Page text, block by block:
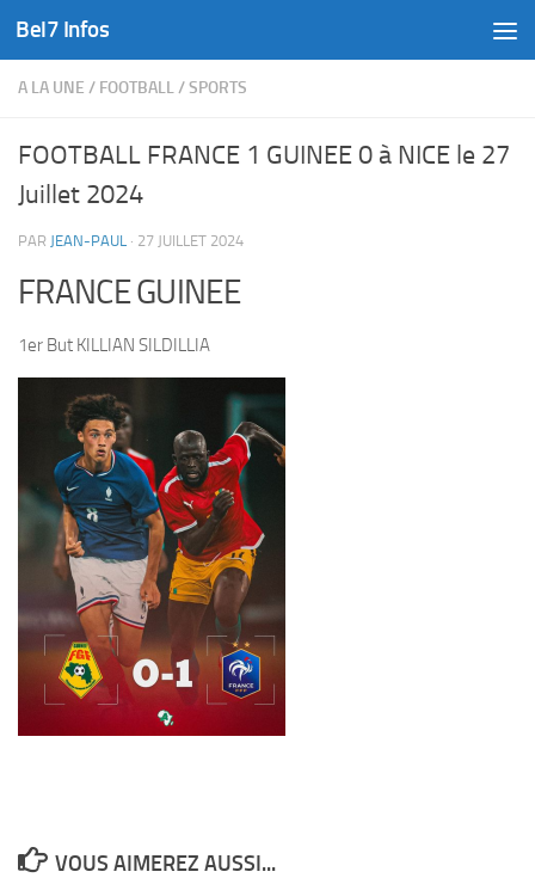
Skip to content
Bel7 Infos
A LA UNE / FOOTBALL/SPORTS
FOOTBALL FRANCE 1 GUINEE 0 à NICE le 27
Juillet 2024
PAR JEAN-PAUL · 27 JUILLET 2024
FRANCE GUINEE
1er But KILLIAN SILDILLIA
VOUS AIMEREZ AUSSI...